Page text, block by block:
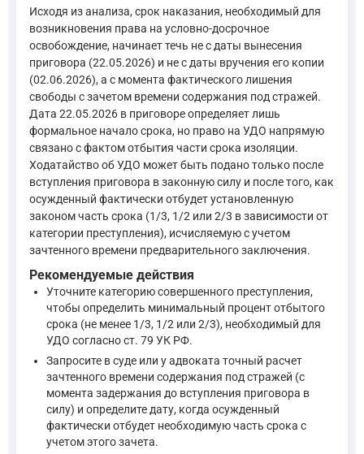
Статья 79. Условно-досрочное освобождение от
Лицо, отбывающее содержание в дисциплинарной
Условно-досрочное освобождение может быть
—Уголовный кодекс Российской Федерации, ст.79
Невступление приговора в законную силу
Статья 389.4. Сроки апелляционного обжалования
—Уголовно-процессуальный кодекс Российской
Статья 390. Вступление приговора в законную силу и
Приговор суда первой инстанции вступает в
В случае подачи жалобы, представления в
Приговор обращается к исполнению судом первой
—Уголовно-процессуальный кодекс Российской
Из приведенных норм следует, что срок наказания для
Исходя из анализа, срок наказания, необходимый для
возникновения права на условно-досрочное
освобождение, начинает течь не с даты вынесения
приговора (22.05.2026) и не с даты вручения его копии
(02.06.2026), а с момента фактического лишения
свободы с зачетом времени содержания под стражей.
Дата 22.05.2026 в приговоре определяет лишь
формальное начало срока, но право на УДО напрямую
связано с фактом отбытия части срока изоляции.
Ходатайство об УДО может быть подано только после
вступления приговора в законную силу и после того, как
осужденный фактически отбудет установленную
законом часть срока (1/3, 1/2 или 2/3 в зависимости от
категории преступления), исчисляемую с учетом
зачтенного времени предварительного заключения.
Рекомендуемые действия
Уточните категорию совершенного преступления,
чтобы определить минимальный процент отбытого
срока (не менее 1/3, 1/2 или 2/3), необходимый для
УДО согласно ст. 79 УК РФ.
Запросите в суде или у адвоката точный расчет
зачтенного времени содержания под стражей (с
момента задержания до вступления приговора в
силу) и определите дату, когда осужденный
фактически отбудет необходимую часть срока с
учетом этого зачета.